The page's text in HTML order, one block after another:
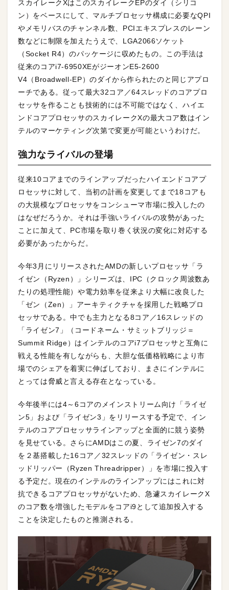
スカイレークXはこのスカイレークEPのダイ（シリコ
ン）をベースにして、マルチプロセッサ構成に必要なQPI
やメモリバスのチャンネル数、PCIエキスプレスのレーン
数などに制限を加えたうえで、LGA2066ソケット
（Socket R4）のパッケージに収めたもの。この手法は
従来のコアi7-6950XEがジーオンE5-2600
V4（Broadwell-EP）のダイから作られたのと同じアプロ
ーチである。従って最大32コア／64スレッドのコアプロ
セッサを作ることも技術的には不可能ではなく、ハイエ
ンドコアプロセッサのスカイレークXの最大コア数はイン
テルのマーケティング次第で変更が可能というわけだ。
強力なライバルの登場
従来10コアまでのラインアップだったハイエンドコアプ
ロセッサに対して、当初の計画を変更してまで18コアも
の大規模なプロセッサをコンシューマ市場に投入したの
はなぜだろうか。それは手強いライバルの攻勢があった
ことに加えて、PC市場を取り巻く状況の変化に対応する
必要があったからだ。
今年3月にリリースされたAMDの新しいプロセッサ「ラ
イゼン（Ryzen）」シリーズは、IPC（クロック周波数あ
たりの処理性能）や電力効率を従来より大幅に改良した
「ゼン（Zen）」アーキティクチャを採用した戦略プロ
セッサである。中でも主力となる8コア／16スレッドの
「ライゼン7」（コードネーム・サミットブリッジ＝
Summit Ridge）はインテルのコアi7プロセッサと互角に
戦える性能を有しながらも、大胆な低価格戦略により市
場でのシェアを着実に伸ばしており、まさにインテルに
とっては脅威と言える存在となっている。
今年後半には4～6コアのメインストリーム向け「ライゼ
ン5」および「ライゼン3」をリリースする予定で、イン
テルのコアプロセッサラインアップと全面的に競う姿勢
を見せている。さらにAMDはこの夏、ライゼン7のダイ
を２基搭載した16コア／32スレッドの「ライゼン・スレ
ッドリッパー（Ryzen Threadripper）」を市場に投入す
る予定だ。現在のインテルのラインアップにはこれに対
抗できるコアプロセッサがないため、急遽スカイレークX
のコア数を増強したモデルをコアi9として追加投入する
ことを決定したものと推測される。